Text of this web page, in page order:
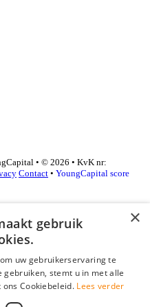
• © 2026 • KvK nr:
Contact • YoungCapital score
×
gebruik
uw gebruikerservaring te
stemt u in met alle
Cookiebeleid. Lees verder